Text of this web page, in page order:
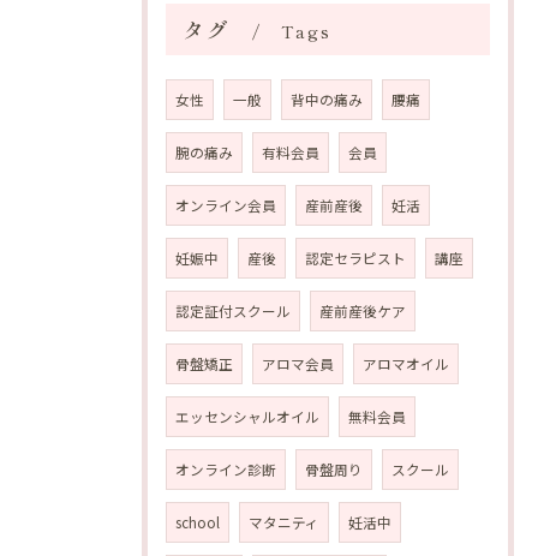
タグ Tags
女性 一般 背中の痛み 腰痛
腕の痛み 有料会員 会員
オンライン会員 産前産後 妊活
妊娠中 産後 認定セラピスト 講座
認定証付スクール 産前産後ケア
骨盤矯正 アロマ会員 アロマオイル
エッセンシャルオイル 無料会員
オンライン診断 骨盤周り スクール
school マタニティ 妊活中